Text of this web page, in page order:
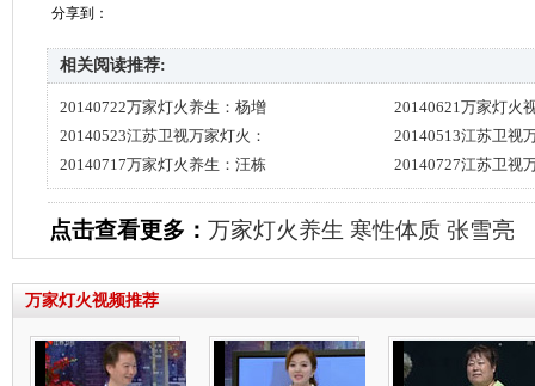
分享到：
相关阅读推荐:
20140722万家灯火养生：杨增
20140621万家灯火
20140523江苏卫视万家灯火：
20140513江苏卫视
20140717万家灯火养生：汪栋
20140727江苏卫视
点击查看更多： 万家灯火养生 寒性体质 张雪亮
万家灯火视频推荐